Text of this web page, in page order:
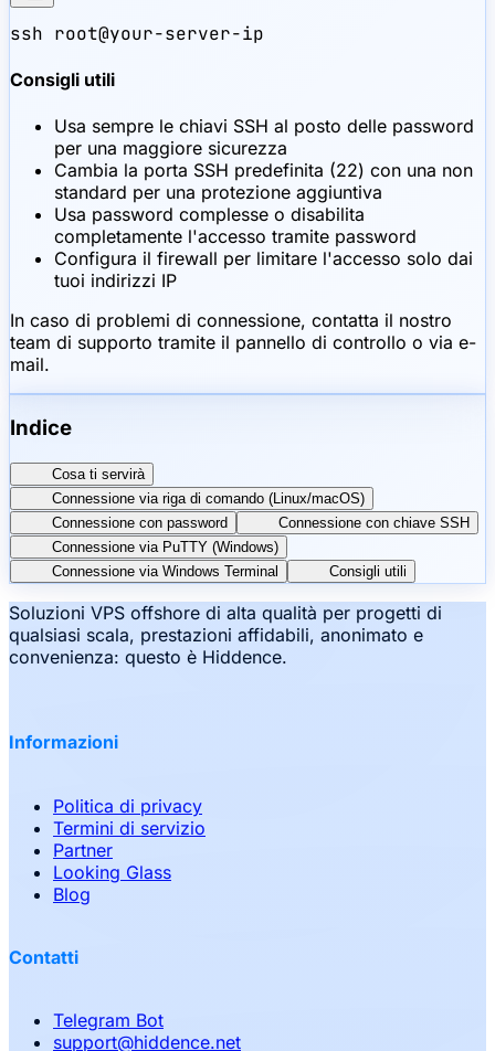
ssh root@your-server-ip
Consigli utili
Usa sempre le chiavi SSH al posto delle password
per una maggiore sicurezza
Cambia la porta SSH predefinita (22) con una non
standard per una protezione aggiuntiva
Usa password complesse o disabilita
completamente l'accesso tramite password
Configura il firewall per limitare l'accesso solo dai
tuoi indirizzi IP
In caso di problemi di connessione, contatta il nostro
team di supporto tramite il pannello di controllo o via e-
mail.
Indice
Cosa ti servirà
Connessione via riga di comando (Linux/macOS)
Connessione con password
Connessione con chiave SSH
Connessione via PuTTY (Windows)
Connessione via Windows Terminal
Consigli utili
Soluzioni VPS offshore di alta qualità per progetti di
qualsiasi scala, prestazioni affidabili, anonimato e
convenienza: questo è Hiddence.
Informazioni
Politica di privacy
Termini di servizio
Partner
Looking Glass
Blog
Contatti
Telegram Bot
support@hiddence.net